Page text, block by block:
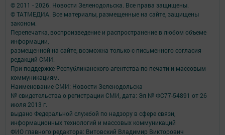
© 2011 - 2026. Новости Зеленодольска. Все права защищены.
© ТАТМЕДИА. Все материалы, размещенные на сайте, защищены
законом.
Перепечатка, воспроизведение и распространение в любом объеме
информации,
размещенной на сайте, возможна только с письменного согласия
редакций СМИ.
При поддержке Республиканского агентства по печати и массовым
коммуникациям.
Наименование СМИ: Новости Зеленодольска
№ свидетельства о регистрации СМИ, дата: Эл № ФС77-54891 от 26
июля 2013 г.
выдано Федеральной службой по надзору в сфере связи,
информационных технологий и массовых коммуникаций
ФИО главного редактора: Витовский Владимир Викторович